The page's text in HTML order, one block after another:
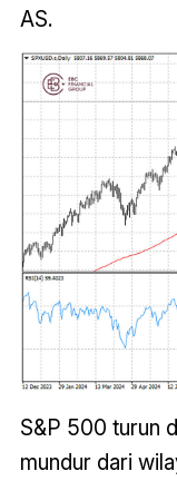
AS.
S&P 500 turun
mundur dari